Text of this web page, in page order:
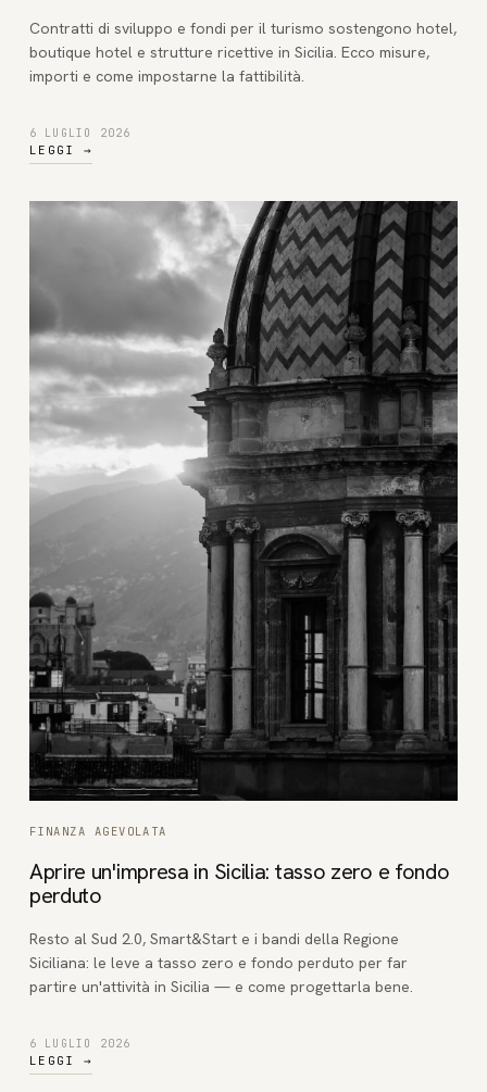
Contratti di sviluppo e fondi per il turismo sostengono hotel,
boutique hotel e strutture ricettive in Sicilia. Ecco misure,
importi e come impostarne la fattibilità.
6 LUGLIO 2026
LEGGI →
FINANZA AGEVOLATA
Aprire un'impresa in Sicilia: tasso zero e fondo
perduto
Resto al Sud 2.0, Smart&Start e i bandi della Regione
Siciliana: le leve a tasso zero e fondo perduto per far
partire un'attività in Sicilia — e come progettarla bene.
6 LUGLIO 2026
LEGGI →